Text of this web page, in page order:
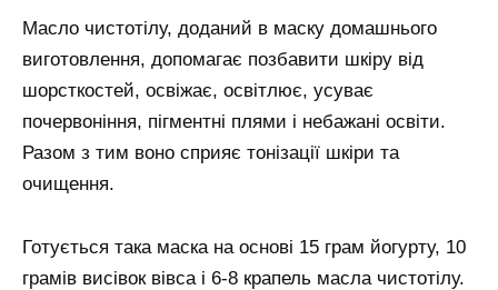
Масло чистотілу, доданий в маску домашнього
виготовлення, допомагає позбавити шкіру від
шорсткостей, освіжає, освітлює, усуває
почервоніння, пігментні плями і небажані освіти.
Разом з тим воно сприяє тонізації шкіри та
очищення.
Готується така маска на основі 15 грам йогурту, 10
грамів висівок вівса і 6-8 крапель масла чистотілу.